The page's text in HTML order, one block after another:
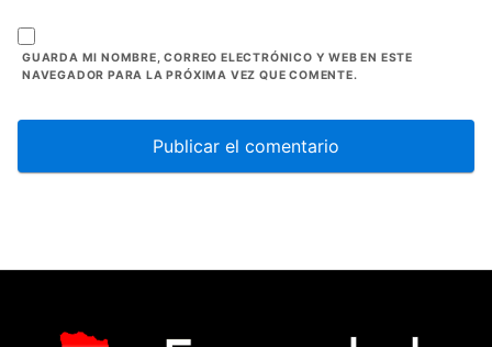
GUARDA MI NOMBRE, CORREO ELECTRÓNICO Y WEB EN ESTE
NAVEGADOR PARA LA PRÓXIMA VEZ QUE COMENTE.